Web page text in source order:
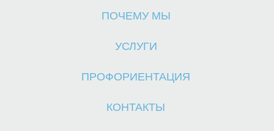
ПОЧЕМУ МЫ
УСЛУГИ
ПРОФОРИЕНТАЦИЯ
КОНТАКТЫ